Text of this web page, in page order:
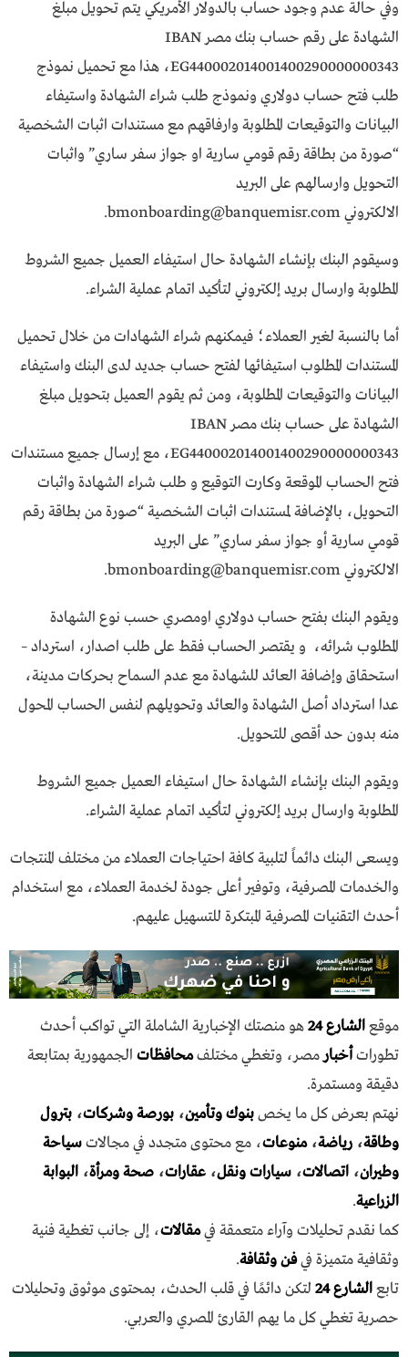
وفي حالة عدم وجود حساب بالدولار الأمريكي يتم تحويل مبلغ
الشهادة على رقم حساب بنك مصر IBAN
EG440002014001400290000000343، هذا مع تحميل نموذج
طلب فتح حساب دولاري ونموذج طلب شراء الشهادة واستيفاء
البيانات والتوقيعات المطلوبة وارفاقهم مع مستندات اثبات الشخصية
“صورة من بطاقة رقم قومي سارية او جواز سفر ساري” واثبات
التحويل وارسالهم على البريد
الالكترونيbmonboarding@banquemisr.com
.
وسيقوم البنك بإنشاء الشهادة حال استيفاء العميل جميع الشروط
المطلوبة وارسال بريد إلكتروني لتأكيد اتمام عملية الشراء.
أما بالنسبة لغير العملاء؛ فيمكنهم شراء الشهادات من خلال تحميل
المستندات المطلوب استيفائها لفتح حساب جديد لدى البنك واستيفاء
البيانات والتوقيعات المطلوبة، ومن ثم يقوم العميل بتحويل مبلغ
الشهادة على حساب بنك مصر IBAN
EG440002014001400290000000343، مع إرسال جميع مستندات
فتح الحساب الموقعة وكارت التوقيع و طلب شراء الشهادة واثبات
التحويل، بالإضافة لمستندات اثبات الشخصية “صورة من بطاقة رقم
قومي سارية أو جواز سفر ساري” على البريد
الالكترونيbmonboarding@banquemisr.com
.
ويقوم البنك بفتح حساب دولاري اومصري حسب نوع الشهادة
المطلوب شرائه، و يقتصر الحساب فقط على طلب اصدار، استرداد –
استحقاق وإضافة العائد للشهادة مع عدم السماح بحركات مدينة،
عدا استرداد أصل الشهادة والعائد وتحويلهم لنفس الحساب المحول
منه بدون حد أقصى للتحويل.
ويقوم البنك بإنشاء الشهادة حال استيفاء العميل جميع الشروط
المطلوبة وارسال بريد إلكتروني لتأكيد اتمام عملية الشراء.
ويسعى البنك دائماً لتلبية كافة احتياجات العملاء من مختلف المنتجات
والخدمات المصرفية، وتوفير أعلى جودة لخدمة العملاء، مع استخدام
أحدث التقنيات المصرفية المبتكرة للتسهيل عليهم.
موقعالشارع 24
هو منصتك الإخبارية الشاملة التي تواكب أحدث
تطوراتأخبار مصر، وتغطي مختلفمحافظات الجمهورية بمتابعة
دقيقة ومستمرة.
نهتم بعرض كل ما يخصبنوك وتأمين، بورصة وشركات، بترول
وطاقة، رياضة،منوعات، مع محتوى متجدد في مجالاتسياحة
وطيران، اتصالات، سيارات ونقل، عقارات، صحة ومرأة، البوابة
الزراعية.
كما نقدم تحليلات وآراء متعمقة فيمقالات، إلى جانب تغطية فنية
وثقافية متميزة فيفن وثقافة.
تابعالشارع 24
لتكن دائمًا في قلب الحدث، بمحتوى موثوق وتحليلات
حصرية تغطي كل ما يهم القارئ المصري والعربي.